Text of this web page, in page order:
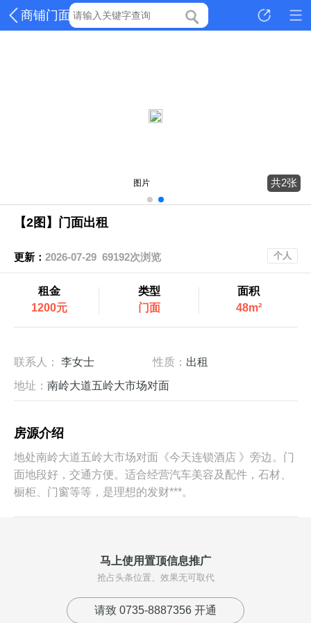
商铺门面
共2张
图片
【2图】门面出租
更新： 2026-07-29 69192次浏览 个人
租金
1200元
类型
门面
面积
48m²
联系人： 李女士 性质： 出租
地址： 南岭大道五岭大市场对面
房源介绍
地处南岭大道五岭大市场对面《今天连锁酒店 》旁边。门
面地段好，交通方便。适合经营汽车美容及配件，石材、
橱柜、门窗等等，是理想的发财***。
马上使用置顶信息推广
抢占头条位置、效果无可取代
请致 0735-8887356 开通